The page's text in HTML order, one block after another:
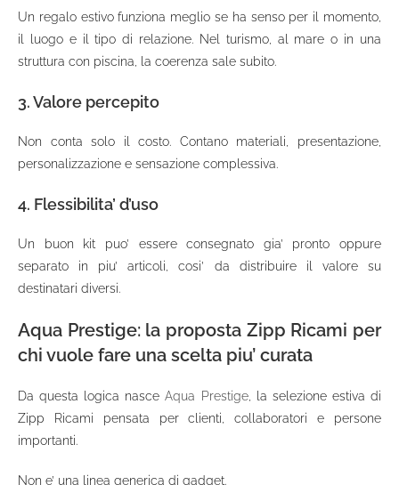
Un regalo estivo funziona meglio se ha senso per il momento,
il luogo e il tipo di relazione. Nel turismo, al mare o in una
struttura con piscina, la coerenza sale subito.
3. Valore percepito
Non conta solo il costo. Contano materiali, presentazione,
personalizzazione e sensazione complessiva.
4. Flessibilita’ d’uso
Un buon kit puo’ essere consegnato gia’ pronto oppure
separato in piu’ articoli, cosi’ da distribuire il valore su
destinatari diversi.
Aqua Prestige: la proposta Zipp Ricami per
chi vuole fare una scelta piu’ curata
Da questa logica nasceAqua Prestige, la selezione estiva di
Zipp Ricami pensata per clienti, collaboratori e persone
importanti.
Non e’ una linea generica di gadget.